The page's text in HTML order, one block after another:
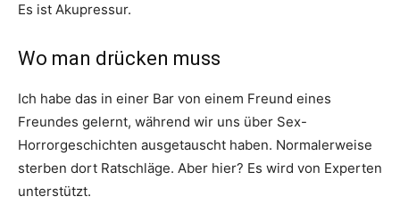
Es ist Akupressur.
Wo man drücken muss
Ich habe das in einer Bar von einem Freund eines
Freundes gelernt, während wir uns über Sex-
Horrorgeschichten ausgetauscht haben. Normalerweise
sterben dort Ratschläge. Aber hier? Es wird von Experten
unterstützt.